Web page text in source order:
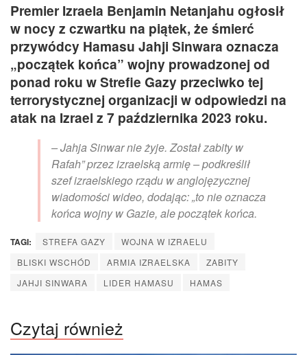
Premier Izraela Benjamin Netanjahu ogłosił
w nocy z czwartku na piątek, że śmierć
przywódcy Hamasu Jahji Sinwara oznacza
„początek końca” wojny prowadzonej od
ponad roku w Strefie Gazy przeciwko tej
terrorystycznej organizacji w odpowiedzi na
atak na Izrael z 7 października 2023 roku.
– Jahja Sinwar nie żyje. Został zabity w
Rafah” przez izraelską armię – podkreślił
szef izraelskiego rządu w anglojęzycznej
wiadomości wideo, dodając: „to nie oznacza
końca wojny w Gazie, ale początek końca.
TAGI: STREFA GAZY
WOJNA W IZRAELU
BLISKI WSCHÓD
ARMIA IZRAELSKA
ZABITY
JAHJI SINWARA
LIDER HAMASU HAMAS
Czytaj również